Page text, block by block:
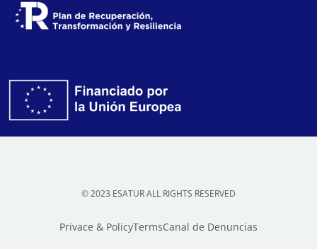
© 2023 ESATUR ALL RIGHTS RESERVED
Privace & PolicyTermsCanal de Denuncias